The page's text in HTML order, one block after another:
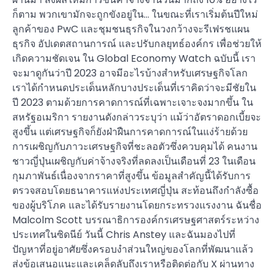
ก็ตาม พวกเขามักจะถูกขังอยู่ใน… ในขณะที่เราเริ่มต้นปีใหม่
ลูกค้าของ PwC และชุมชนธุรกิจในวงกว้างจะรีเฟรชแผน
ธุรกิจ อัปเดตสถานการณ์ และปรับกลยุทธ์องค์กร เพื่อช่วยให้
เกิดความชัดเจน ใน Global Economy Watch ฉบับนี้ เรา
จะมาดูกันว่าปี 2023 อาจมีอะไรบ้างสำหรับเศรษฐกิจโลก
เราได้กำหนดประเด็นหลักบางประเด็นที่เราคิดว่าจะมีชัยใน
ปี 2023 ตามด้วยการคาดการณ์ที่เฉพาะเจาะจงมากขึ้น ใน
สหรัฐอเมริกา รายงานดังกล่าวระบุว่า แม้ว่าอัตราดอกเบี้ยจะ
สูงขึ้น แต่เศรษฐกิจก็ยังฝ่าฝืนการคาดการณ์ในแง่ร้ายด้วย
การเผชิญกับภาวะเศรษฐกิจที่ชะลอตัวซึ่งควบคุมได้ คนงาน
ชาวญี่ปุ่นเผชิญกับค่าจ้างจริงที่ลดลงเป็นเดือนที่ 23 ในเดือน
กุมภาพันธ์เนื่องจากราคาที่สูงขึ้น ข้อมูลสำคัญนี้ได้รับการ
ตรวจสอบโดยธนาคารแห่งประเทศญี่ปุ่น สะท้อนถึงกำลังซื้อ
ของผู้บริโภค และได้รับรายงานโดยกระทรวงแรงงาน ฉันชื่อ
Malcolm Scott บรรณาธิการองค์กรเศรษฐศาสตร์ระหว่าง
ประเทศในซิดนีย์ วันนี้ Chris Anstey และฉันมองไปที่
ปัญหาที่อยู่อาศัยซึ่งครอบงำส่วนใหญ่ของโลกที่พัฒนาแล้ว
ส่งข้อเสนอแนะและเคล็ดลับถึงเราหรือติดต่อกับ X ผ่านทาง